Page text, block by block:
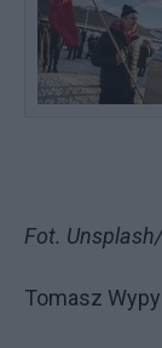
Fot.
Tomasz